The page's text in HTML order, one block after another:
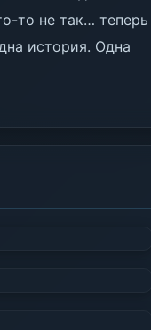
то не так… теперь
история. Одна